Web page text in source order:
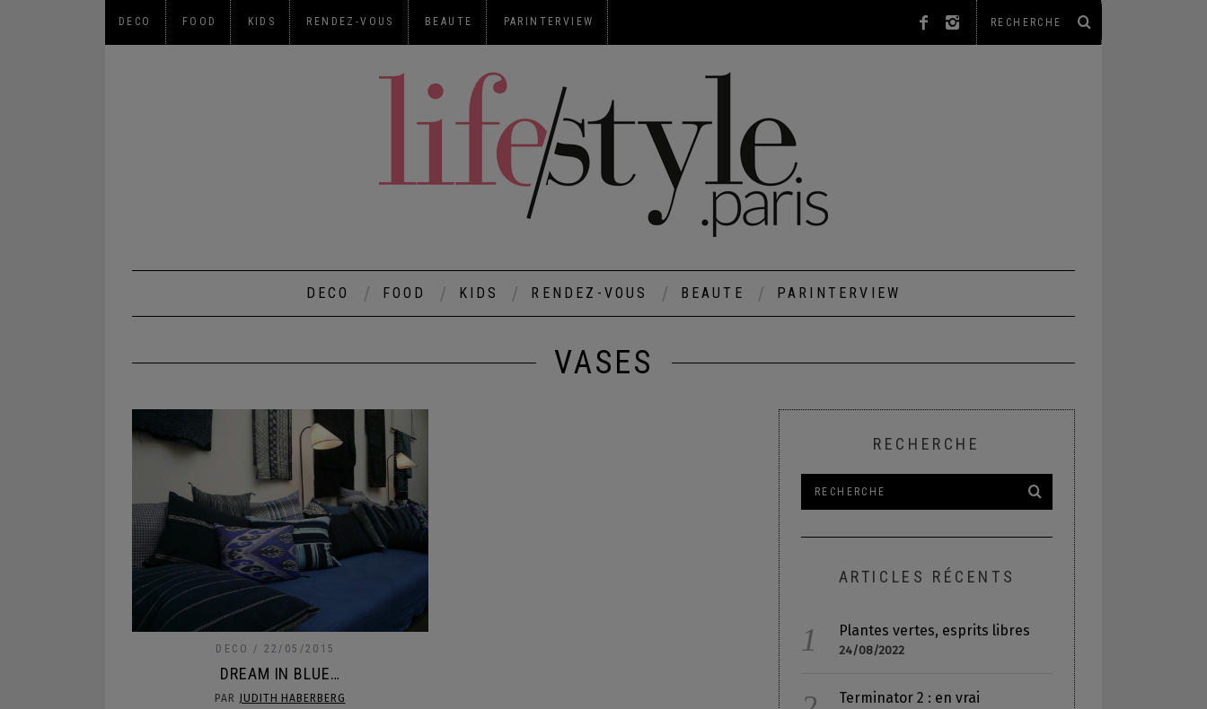
DECO FOOD KIDS RENDEZ-VOUS BEAUTE PARINTERVIEW
DECO FOOD KIDS RENDEZ-VOUS BEAUTE PARINTERVIEW
VASES
DECO 22/05/2015
DREAM IN BLUE…
PAR JUDITH HABERBERG
RECHERCHE
ARTICLES RÉCENTS
Plantes vertes, esprits libres
24/08/2022
Terminator 2 : en vrai